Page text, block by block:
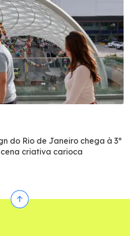
do Rio de Janeiro chega à 3ª
criativa carioca